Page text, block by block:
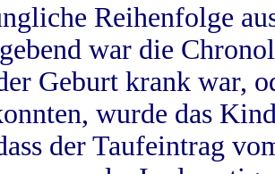
Reihenfolge
war die
Geburt krank war,
wurde das
der Taufeintrag